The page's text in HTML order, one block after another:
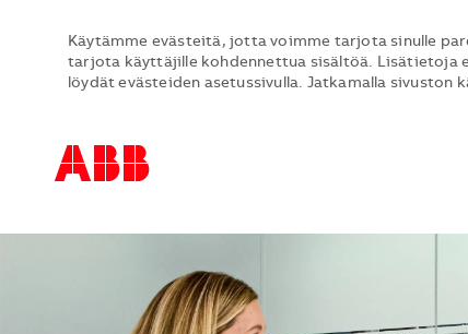
Käytämme evästeitä, jotta voimme tarjota sinulle
tarjota käyttäjille kohdennettua sisältöä. Lisätietoja
löydät evästeiden asetussivulla. Jatkamalla sivuston